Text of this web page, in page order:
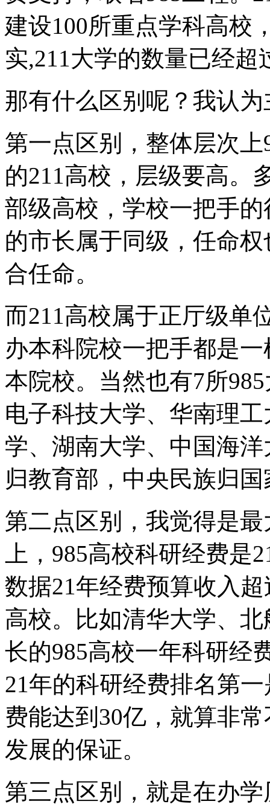
建设100所重点学科高校
实,211大学的数量已经超
那有什么区别呢？我认
第一点区别，整体层次
的211高校，层级要高。
部级高校，学校一把手
的市长属于同级，任命
合任命。
而211高校属于正厅级单
办本科院校一把手都是
本院校。当然也有7所
电子科技大学、华南理
学、湖南大学、中国海
归教育部，中央民族归
第二点区别，我觉得是
上，985高校科研经费是
数据21年经费预算收入
高校。比如清华大学、
长的985高校一年科研经
21年的科研经费排名第
费能达到30亿，就算非
发展的保证。
第三点区别，就是在办